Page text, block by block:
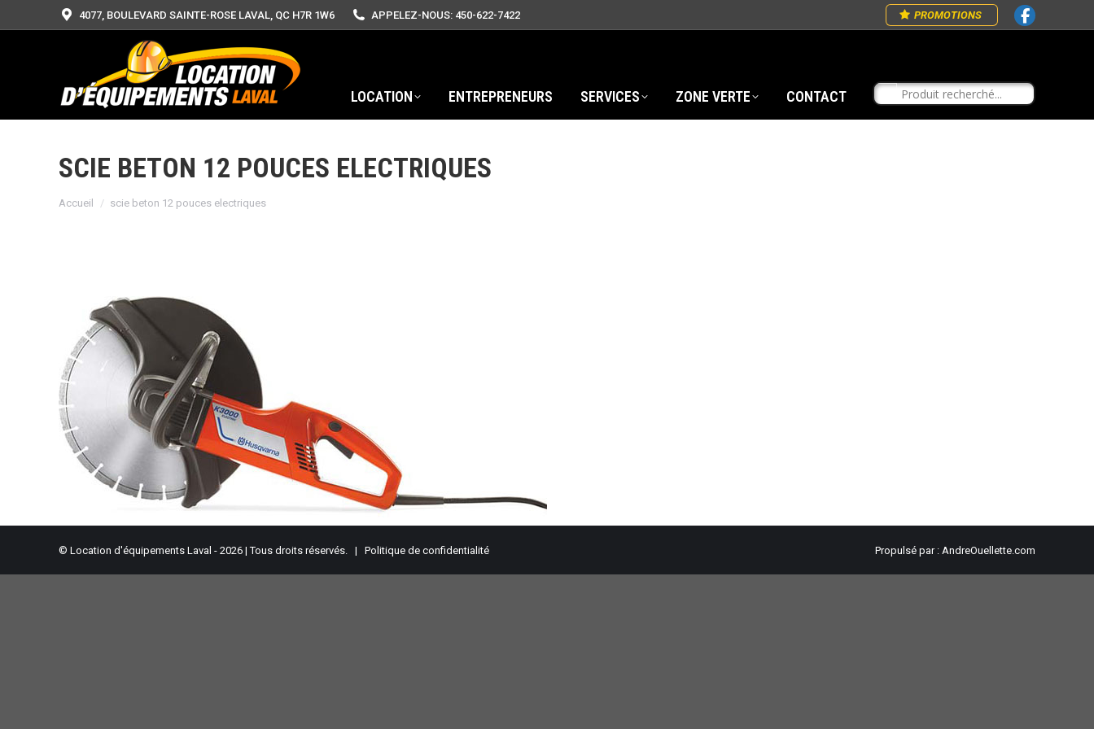
4077, BOULEVARD SAINTE-ROSE LAVAL, QC H7R 1W6 APPELEZ-NOUS: 450-622-7422 PROMOTIONS
LOCATION ENTREPRENEURS SERVICES ZONE VERTE CONTACT
SCIE BETON 12 POUCES ELECTRIQUES
Vous êtes ici :
Accueil scie beton 12 pouces electriques
© Location d'équipements Laval - 2026 | Tous droits réservés. | Politique de confidentialité Propulsé par : AndreOuellette.com